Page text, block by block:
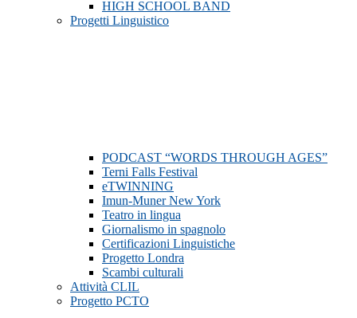
HIGH SCHOOL BAND
Progetti Linguistico
PODCAST “WORDS THROUGH AGES”
Terni Falls Festival
eTWINNING
Imun-Muner New York
Teatro in lingua
Giornalismo in spagnolo
Certificazioni Linguistiche
Progetto Londra
Scambi culturali
Attività CLIL
Progetto PCTO